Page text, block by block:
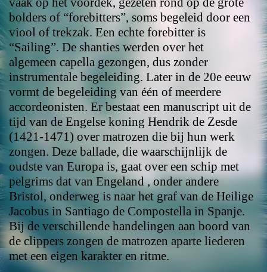
bolders of “forebitters”, soms begeleid door een
viool of trekzak. Een echte forebitter is
“Sailing”. De shanties werden over het
algemeen capella gezongen, dus zonder
instrumentale begeleiding. Later in de 20e eeuw
vormt de begeleiding van één of meerdere
accordeonisten. Er bestaat een manuscript uit de
tijd van de Engelse koning Hendrik de Zesde
(1421-1471) over matrozen die bij hun werk
zongen. Deze ballade, die waarschijnlijk de
oudste van Europa is, gaat over een schip met
pelgrims dat van Engeland , onder andere
Bristol, onderweg is naar het graf van de Heilige
Jacobus in Santiago de Compostella in Spanje.
Bij de verschillende handelingen aan boord van
de clippers zongen de matrozen aparte liederen
met een eigen karakter en ritme.